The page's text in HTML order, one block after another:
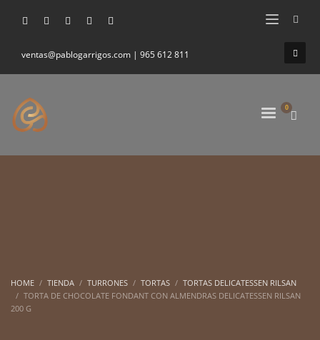
ventas@pablogarrigos.com | 965 612 811
HOME TIENDA TURRONES TORTAS
TORTAS DELICATESSEN RILSAN
TORTA DE CHOCOLATE FONDANT CON ALMENDRAS DELICATESSEN RILSAN
200 G